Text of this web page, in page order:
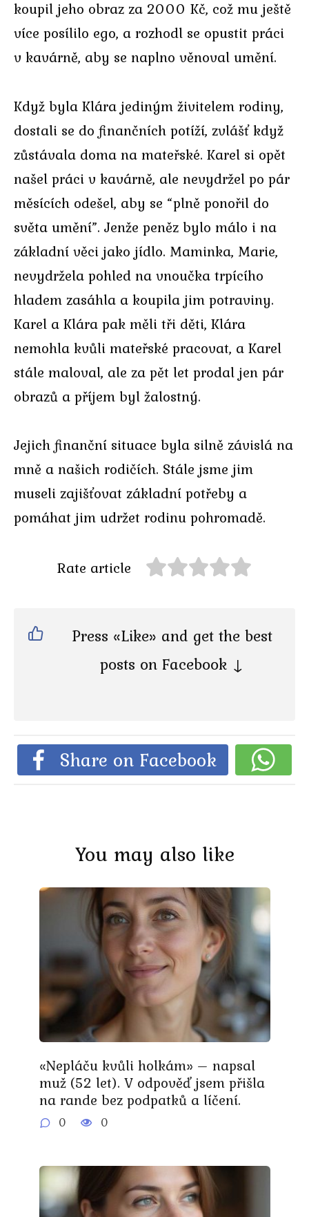
koupil jeho obraz za 2000 Kč, což mu ještě
více posílilo ego, a rozhodl se opustit práci
v kavárně, aby se naplno věnoval umění.
Když byla Klára jediným živitelem rodiny,
dostali se do finančních potíží, zvlášť když
zůstávala doma na mateřské. Karel si opět
našel práci v kavárně, ale nevydržel po pár
měsících odešel, aby se “plně ponořil do
světa umění”. Jenže peněz bylo málo i na
základní věci jako jídlo. Maminka, Marie,
nevydržela pohled na vnoučka trpícího
hladem zasáhla a koupila jim potraviny.
Karel a Klára pak měli tři děti, Klára
nemohla kvůli mateřské pracovat, a Karel
stále maloval, ale za pět let prodal jen pár
obrazů a příjem byl žalostný.
Jejich finanční situace byla silně závislá na
mně a našich rodičích. Stále jsme jim
museli zajišťovat základní potřeby a
pomáhat jim udržet rodinu pohromadě.
Rate article
Press «Like» and get the best
posts on Facebook ↓
Share on Facebook
You may also like
«Nepláču kvůli holkám» – napsal
muž (52 let). V odpověď jsem přišla
na rande bez podpatků a líčení.
0 0